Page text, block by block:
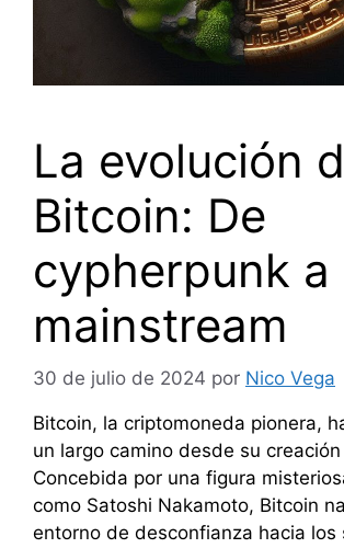
La evolución
Bitcoin: De
cypherpunk a
mainstream
30 de julio de 2024 por Nico Vega
Bitcoin, la criptomoneda pionera,
un largo camino desde su
Concebida por una figura
como Satoshi Nakamoto, Bitcoin
entorno de desconfianza hacia los